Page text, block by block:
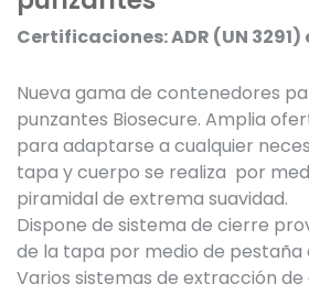
Certificaciones: ADR (UN 3291)
Nueva gama de contenedores
punzantes Biosecure. Amplia
para adaptarse a cualquier
tapa y cuerpo se realiza por
piramidal de extrema suavidad.
Dispone de sistema de cierre
de la tapa por medio de pestaña
Varios sistemas de extracción de